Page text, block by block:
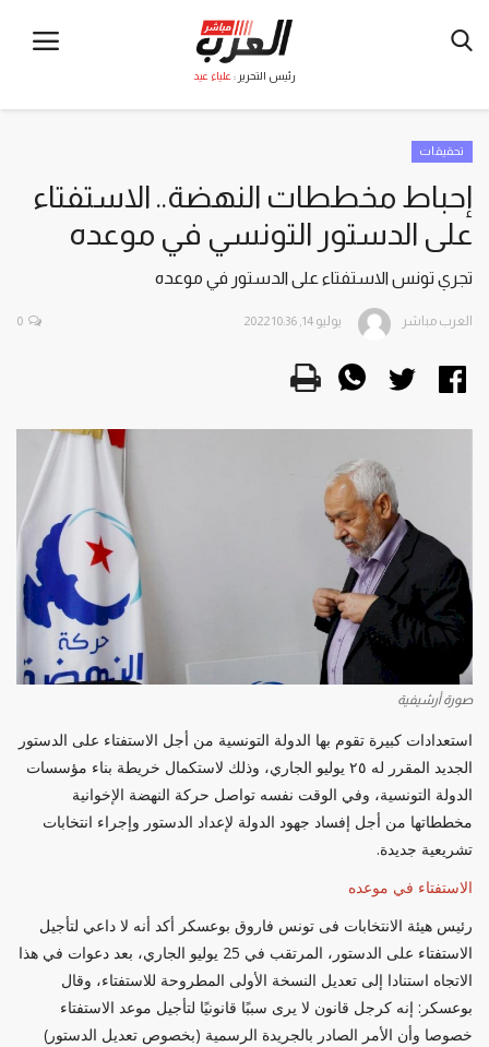
رئيس التحرير : علياء عيد
تحقيقات
إحباط مخططات النهضة.. الاستفتاء
على الدستور التونسي في موعده
تجري تونس الاستفتاء على الدستور في موعده
العرب مباشر يوليو 14, 2022 10:36 0
صورة أرشيفية
استعدادات كبيرة تقوم بها الدولة التونسية من أجل الاستفتاء على الدستور
الجديد المقرر له ٢٥ يوليو الجاري، وذلك لاستكمال خريطة بناء مؤسسات
الدولة التونسية، وفي الوقت نفسه تواصل حركة النهضة الإخوانية
مخططاتها من أجل إفساد جهود الدولة لإعداد الدستور وإجراء انتخابات
تشريعية جديدة.
الاستفتاء في موعده
رئيس هيئة الانتخابات فى تونس فاروق بوعسكر أكد أنه لا داعي لتأجيل
الاستفتاء على الدستور، المرتقب في 25 يوليو الجاري، بعد دعوات في هذا
الاتجاه استنادا إلى تعديل النسخة الأولى المطروحة للاستفتاء، وقال
بوعسكر: إنه كرجل قانون لا يرى سببًا قانونيًا لتأجيل موعد الاستفتاء
خصوصا وأن الأمر الصادر بالجريدة الرسمية (بخصوص تعديل الدستور)